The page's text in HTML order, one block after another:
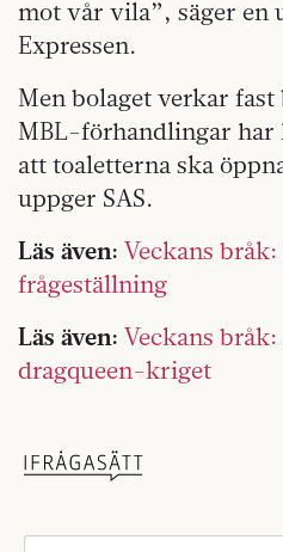
mot vår vila”, säger
Expressen.
Men bolaget verkar
MBL-förhandlingar har
att toaletterna ska
uppger SAS.
Läs även: Veckans
frågeställning
Läs även: Veckans
dragqueen-kriget